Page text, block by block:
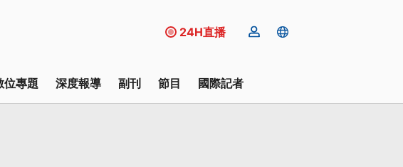
24H直播
位專題 深度報導 副刊 節目 國際記者